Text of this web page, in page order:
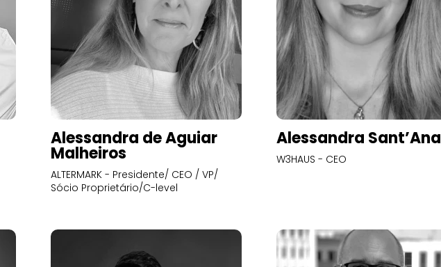
Alessandra de Aguiar
Malheiros
ALTERMARK - Presidente/ CEO / VP/
Sócio Proprietário/C-level
Alessandra Sant’Ana
W3HAUS - CEO